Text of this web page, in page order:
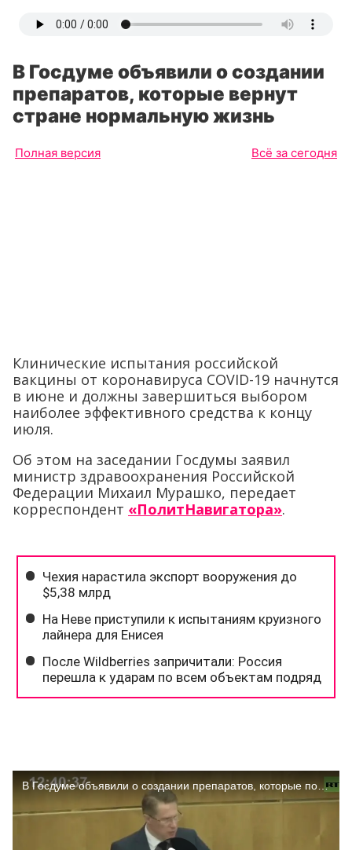
В Госдуме объявили о создании
препаратов, которые вернут
стране нормальную жизнь
Полная версия Всё за сегодня
Клинические испытания российской
вакцины от коронавируса COVID-19 начнутся
в июне и должны завершиться выбором
наиболее эффективного средства к концу
июля.
Об этом на заседании Госдумы заявил
министр здравоохранения Российской
Федерации Михаил Мурашко, передает
корреспондент «ПолитНавигатора».